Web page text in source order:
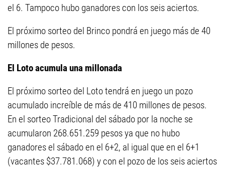
el 6. Tampoco hubo ganadores con los seis aciertos.
El próximo sorteo del Brinco pondrá en juego más de 40
millones de pesos.
El Loto acumula una millonada
El próximo sorteo del Loto tendrá en juego un pozo
acumulado increíble de más de 410 millones de pesos.
En el sorteo Tradicional del sábado por la noche se
acumularon 268.651.259 pesos ya que no hubo
ganadores el sábado en el 6+2, al igual que en el 6+1
(vacantes $37.781.068) y con el pozo de los seis aciertos